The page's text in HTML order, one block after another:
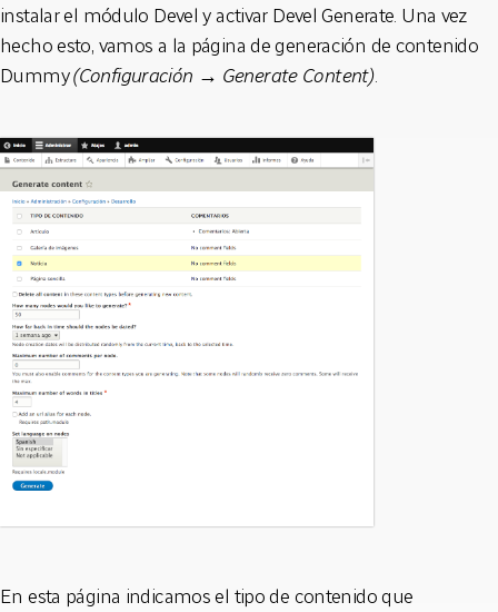
instalar el módulo Devel y activar Devel Generate. Una vez
hecho esto, vamos a la página de generación de contenido
Dummy(Configuración → Generate Content).
En esta página indicamos el tipo de contenido que